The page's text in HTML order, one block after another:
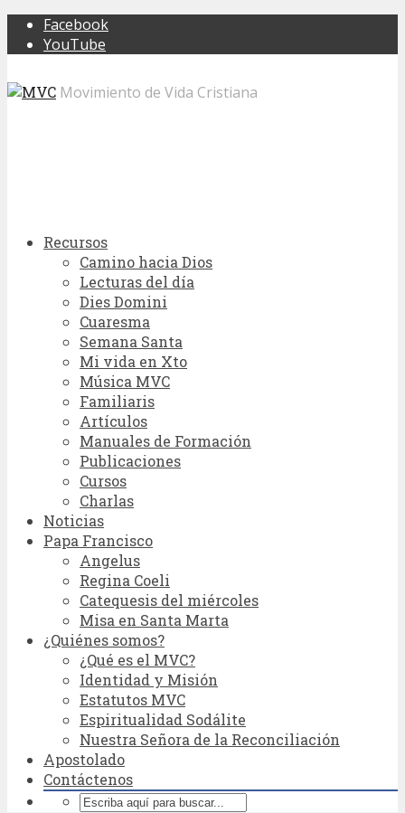
Facebook
YouTube
Movimiento de Vida Cristiana
Recursos
Camino hacia Dios
Lecturas del día
Dies Domini
Cuaresma
Semana Santa
Mi vida en Xto
Música MVC
Familiaris
Artículos
Manuales de Formación
Publicaciones
Cursos
Charlas
Noticias
Papa Francisco
Angelus
Regina Coeli
Catequesis del miércoles
Misa en Santa Marta
¿Quiénes somos?
¿Qué es el MVC?
Identidad y Misión
Estatutos MVC
Espiritualidad Sodálite
Nuestra Señora de la Reconciliación
Apostolado
Contáctenos